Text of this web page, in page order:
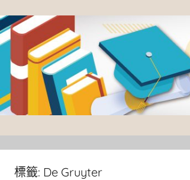
to
content
灣
標籤: De Gruyter